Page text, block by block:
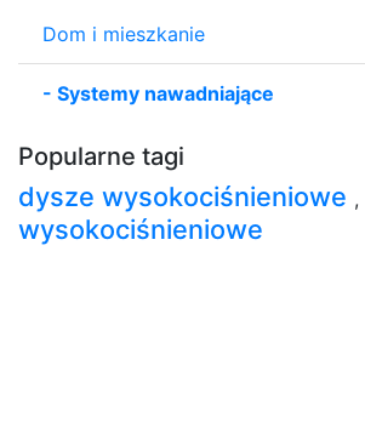
Dom i mieszkanie
- Systemy nawadniające
Popularne tagi
dysze wysokociśnieniowe ,
wysokociśnieniowe